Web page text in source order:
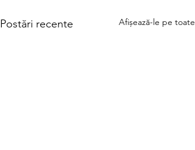
Postări recente Afișează-le pe toate